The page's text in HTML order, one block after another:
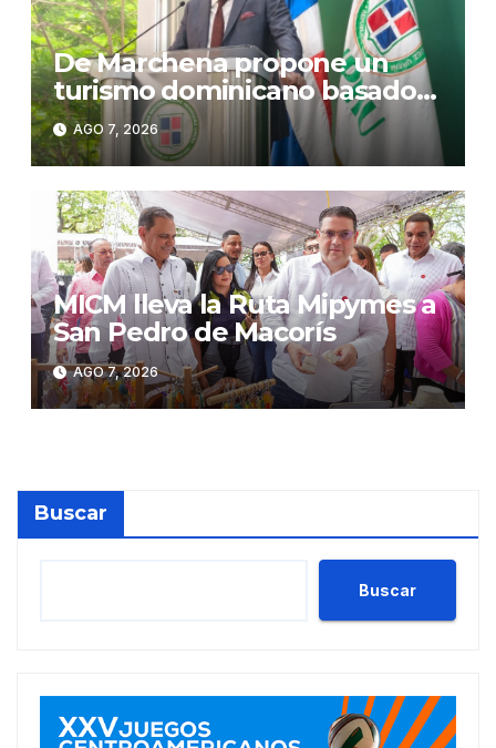
De Marchena propone un
turismo dominicano basado
en formación, tecnología y
sostenibilidad
AGO 7, 2026
MICM lleva la Ruta Mipymes a
San Pedro de Macorís
AGO 7, 2026
Buscar
Buscar